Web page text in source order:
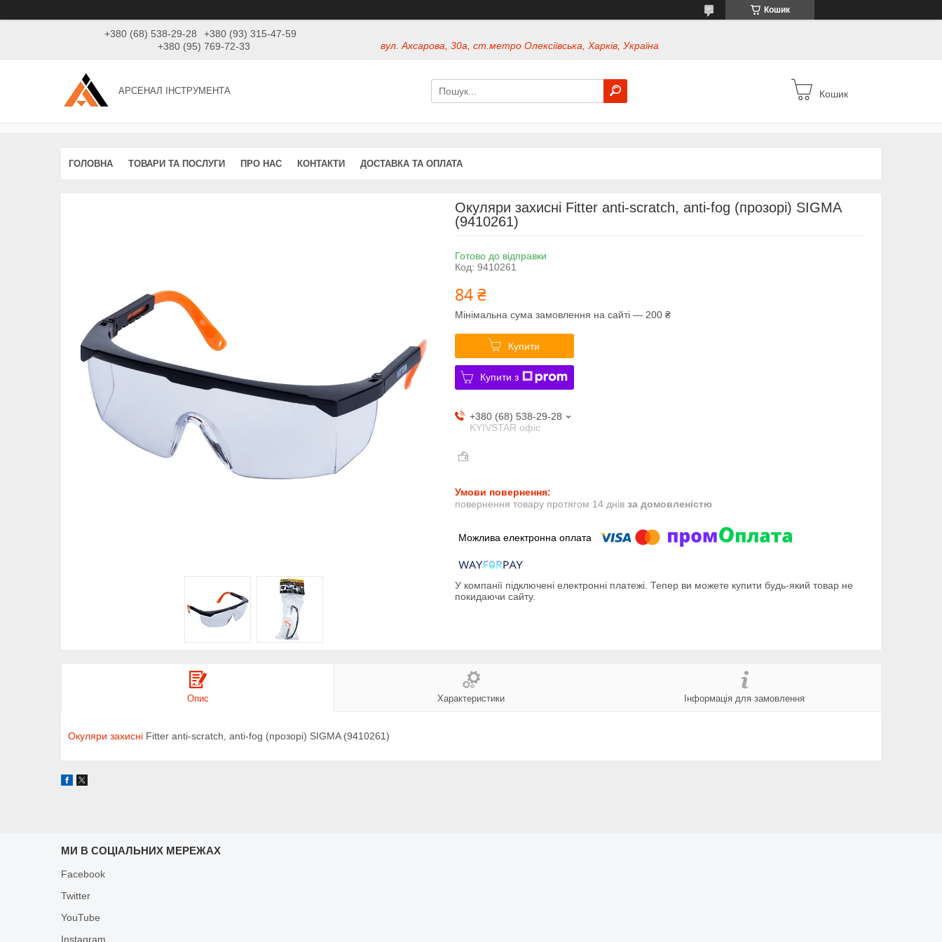
Кошик
+380 (68) 538-29-28
+380 (93) 315-47-59
+380 (95) 769-72-33
вул. Ахсарова, 30а, ст.метро Олексіївська, Харків, Україна
АРСЕНАЛ ІНСТРУМЕНТА Кошик
ГОЛОВНА ТОВАРИ ТА ПОСЛУГИ ПРО НАС КОНТАКТИ ДОСТАВКА ТА ОПЛАТА
Окуляри захисні Fitter anti-scratch, anti-fog (прозорі) SIGMA
(9410261)
Готово до відправки
Код: 9410261
84 ₴
Мінімальна сума замовлення на сайті — 200 ₴
Купити
Купити з
+380 (68) 538-29-28
KYIVSTAR офіс
повернення товару протягом 14 днів за домовленістю
У компанії підключені електронні платежі. Тепер ви можете купити будь-який товар не
покидаючи сайту.
Опис Характеристики Інформація для замовлення
Окуляри захисні Fitter anti-scratch, anti-fog (прозорі) SIGMA (9410261)
МИ В СОЦІАЛЬНИХ МЕРЕЖАХ
Facebook
Twitter
YouTube
Instagram